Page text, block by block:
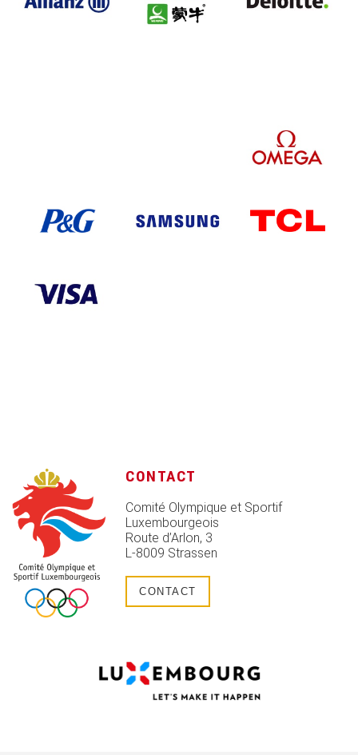
CONTACT
Comité Olympique et Sportif
Luxembourgeois
Route d’Arlon, 3
L-8009 Strassen
CONTACT